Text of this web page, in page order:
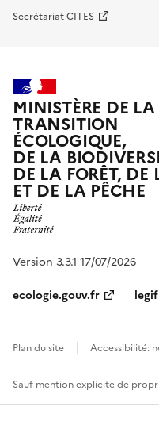
Secrétariat CITES
MINISTÈRE DE LA
TRANSITION
ÉCOLOGIQUE,
DE LA
DE LA FORÊT, DE
ET DE LA PÊCHE
Version 3.3.1 17/07/2026
ecologie.gouv.fr
Plan du site Accessibilité:
Sauf mention explicite de